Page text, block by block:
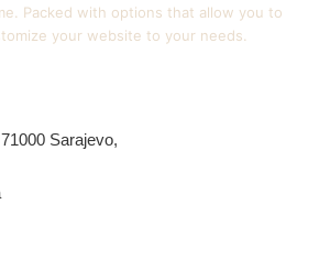
Packed with options that allow you to
your website to your needs.
Sarajevo,